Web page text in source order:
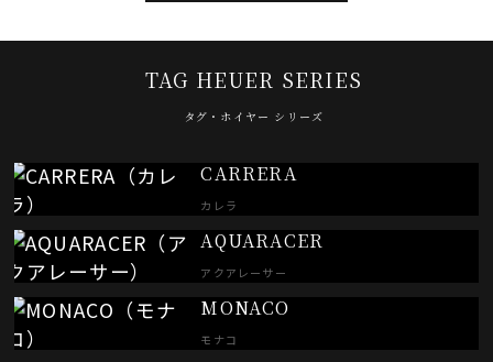
TAG HEUER SERIES
タグ・ホイヤー シリーズ
CARRERA
カレラ
AQUARACER
アクアレーサー
MONACO
モナコ